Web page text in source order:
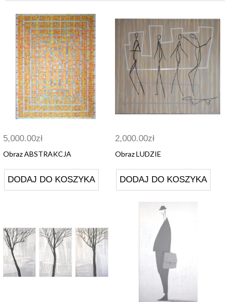
5,000.00zł
Obraz ABSTRAKCJA
DODAJ DO KOSZYKA
2,000.00zł
Obraz LUDZIE
DODAJ DO KOSZYKA